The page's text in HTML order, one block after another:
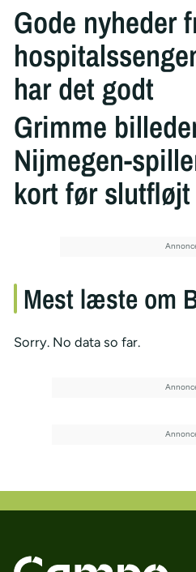
Gode nyheder
har det godt
Grimme
Nijmegen-
kort før slutfløjt
Mest læste om
Sorry. No data so far.